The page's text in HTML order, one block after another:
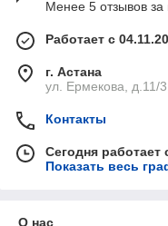
Менее 5 отзывов за
Работает с
г. Астана
ул. Ермекова, д.11/
Контакты
Сегодня работает
Показать весь
О нас